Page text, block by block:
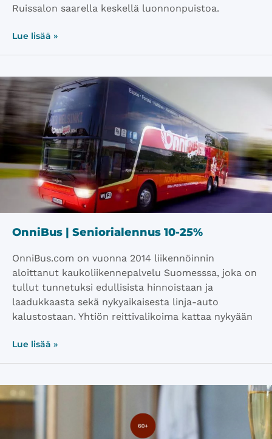
Ruissalon saarella keskellä luonnonpuistoa.
Lue lisää »
OnniBus | Seniorialennus 10-25%
OnniBus.com on vuonna 2014 liikennöinnin
aloittanut kaukoliikennepalvelu Suomesssa, joka on
tullut tunnetuksi edullisista hinnoistaan ja
laadukkaasta sekä nykyaikaisesta linja-auto
kalustostaan. Yhtiön reittivalikoima kattaa nykyään
Lue lisää »